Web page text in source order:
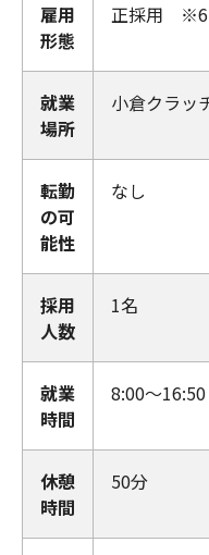
雇用
形態
正採用 ※6
就業
場所
小倉クラ
転勤
の可
能性
なし
採用
人数
1名
就業
時間
8:00～16:50
休憩
時間
50分